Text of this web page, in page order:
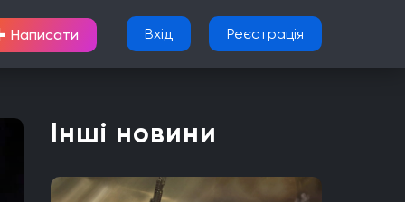
Написати Вхід Реєстрація
Інші новини